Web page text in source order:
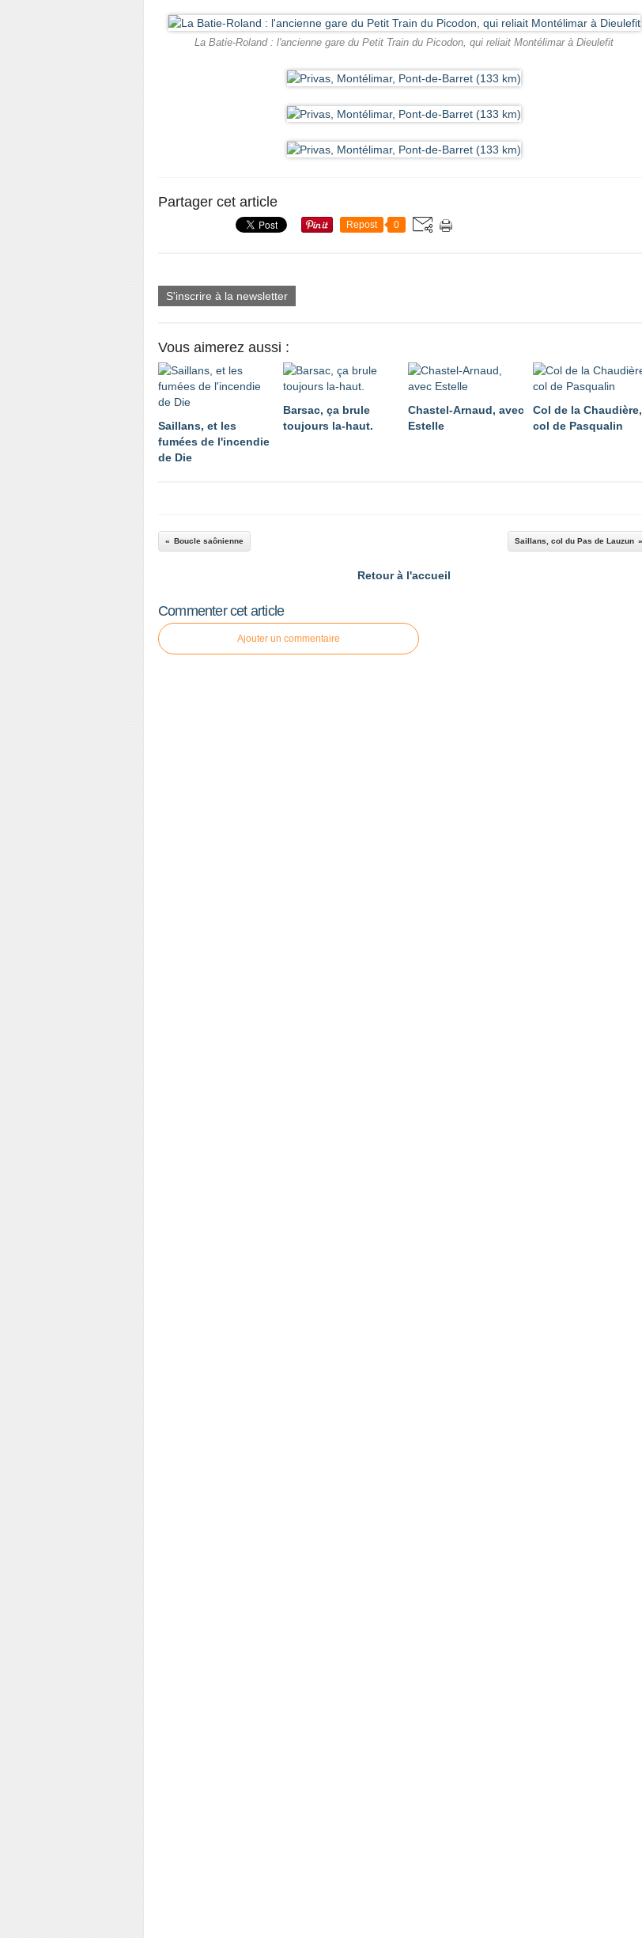
La Batie-Roland : l'ancienne gare du Petit Train du Picodon, qui reliait Montélimar à Dieulefit
Partager cet article
Repost 0
S'inscrire à la newsletter
Vous aimerez aussi :
Saillans, et les
fumées de l'incendie
de Die
Barsac, ça brule
toujours la-haut.
Chastel-Arnaud, avec
Estelle
Col de la Chaudière,
col de Pasqualin
Boucle saônienne Saillans, col du Pas de Lauzun
Retour à l'accueil
Commenter cet article
Ajouter un commentaire